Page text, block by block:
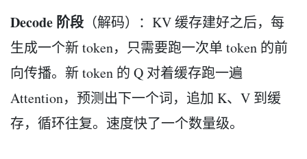
Decode 阶段（解码）：KV 缓存建好之后，每
生成一个新 token，只需要跑一次单 token 的前
向传播。新 token 的 Q 对着缓存跑一遍
Attention，预测出下一个词，追加 K、V 到缓
存，循环往复。速度快了一个数量级。